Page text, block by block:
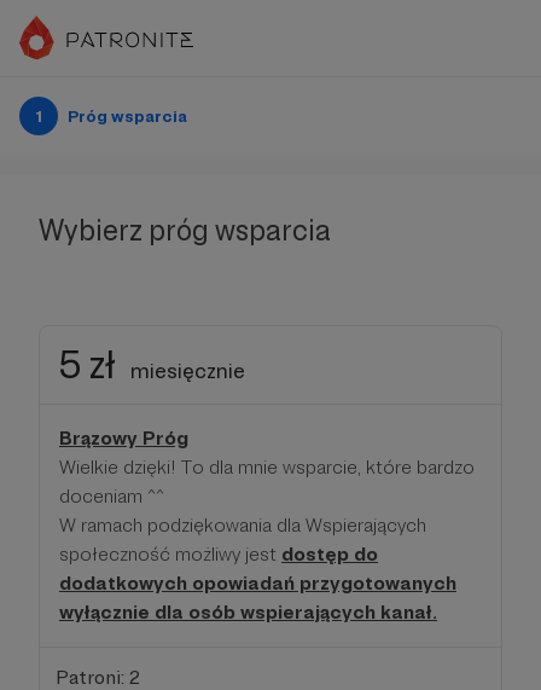
1 Próg wsparcia
Wybierz próg wsparcia
5 zł miesięcznie
Brązowy Próg
Wielkie dzięki! To dla mnie wsparcie, które bardzo
doceniam ^^
W ramach podziękowania dla Wspierających
społeczność możliwy jest dostęp do
dodatkowych opowiadań przygotowanych
wyłącznie dla osób wspierających kanał.
Patroni: 2